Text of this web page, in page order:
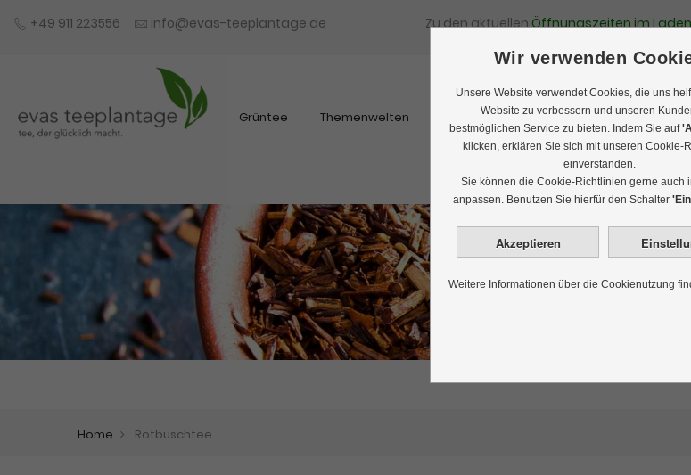
+49 911 223556 info@evas-teeplantage.de Zu den aktuellenÖffnungszeiten im Laden
Grüntee Themenwelten Schwarztee Rooibostee
Home Rotbuschtee
Wir verwenden
Unsere Website verwendet Cookies, die uns
Website zu verbessern und unseren
bestmöglichen Service zu bieten. Indem Sie auf
klicken, erklären Sie sich mit unseren Cookie-
einverstanden.
Sie können die Cookie-Richtlinien gerne auch
anpassen. Benutzen Sie hierfür den Schalter
Weitere Informationen über die Cookienutzung